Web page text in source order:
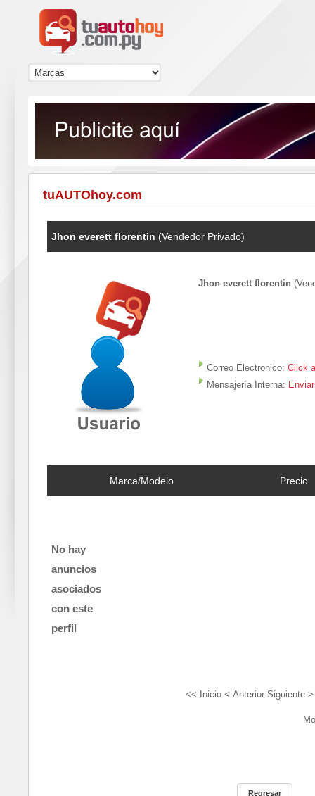
tuAUTOhoy.com
Jhon everett florentin (Vendedor Privado)
Jhon everett florentin
Correo Electronico: Click
Mensajería Interna:
Marca/Modelo Precio
No hay
anuncios
asociados
con este
perfil
<< Inicio < Anterior Siguiente >